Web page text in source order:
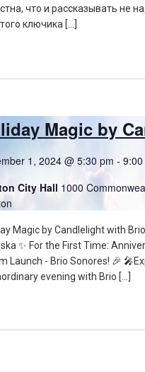
что и рассказывать не
ключика […]
Magic by
1, 2024 @ 5:30 pm -
City Hall 1000
Magic by Candlelight with
✨ For the First Time:
Launch - Brio Sonores! 🎉
evening with Brio […]